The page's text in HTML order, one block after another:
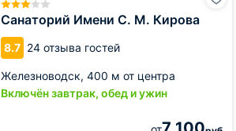
Санаторий Имени С. М. Кирова
8.7 24 отзыва гостей
Железноводск, 400 м от центра
Включён завтрак, обед и ужин